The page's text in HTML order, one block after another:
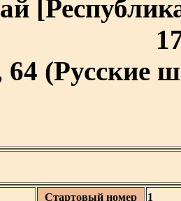
64 (Русские
Стартовый номер
1